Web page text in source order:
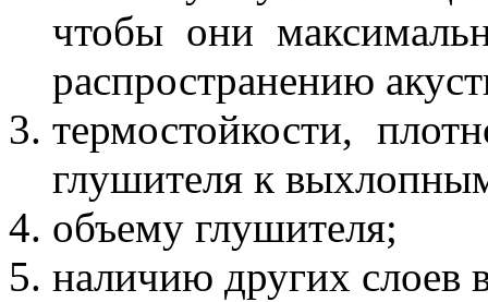
чтобы они
распространению
термостойкости,
глушителя к
объему глушителя;
наличию других слоев